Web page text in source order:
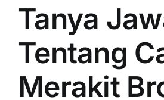
Tanya
Tentang
Merakit